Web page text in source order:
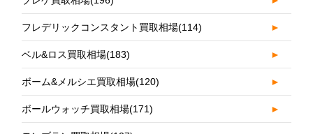
フレデリックコンスタント買取相場(114) ►
ベル&ロス買取相場(183) ►
ボーム&メルシエ買取相場(120) ►
ボールウォッチ買取相場(171) ►